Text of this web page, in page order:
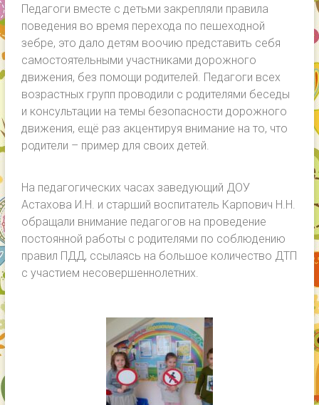
Педагоги вместе с детьми закрепляли правила
поведения во время перехода по пешеходной
зебре, это дало детям воочию представить себя
самостоятельными участниками дорожного
движения, без помощи родителей. Педагоги всех
возрастных групп проводили с родителями беседы
и консультации на темы безопасности дорожного
движения, ещё раз акцентируя внимание на то, что
родители – пример для своих детей.
На педагогических часах заведующий ДОУ
Астахова И.Н. и старший воспитатель Карпович Н.Н.
обращали внимание педагогов на проведение
постоянной работы с родителями по соблюдению
правил ПДД, ссылаясь на большое количество ДТП
с участием несовершеннолетних.